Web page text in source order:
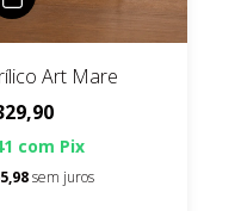
Art Mare
com Pix
sem juros